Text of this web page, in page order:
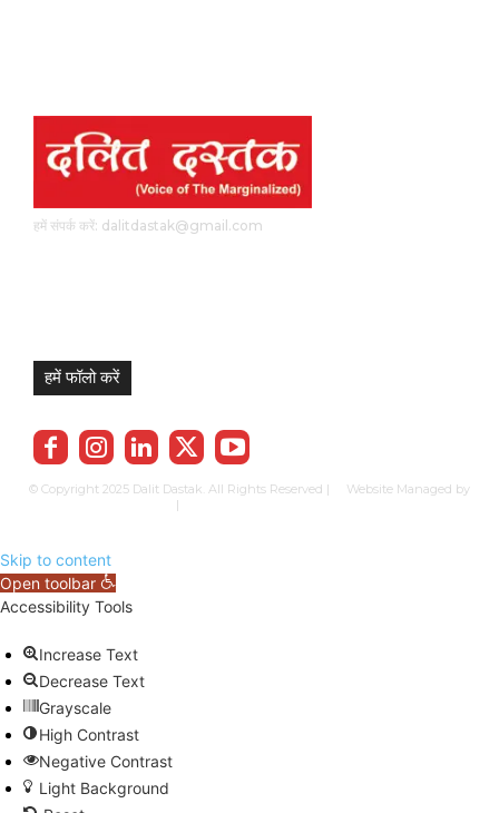
हमें संपर्क करें: dalitdastak@gmail.com
हमें फॉलो करें
© Copyright 2025 Dalit Dastak. All Rights Reserved | Website Managed by
|
Skip to content
Open toolbar
Accessibility Tools
Increase Text
Decrease Text
Grayscale
High Contrast
Negative Contrast
Light Background